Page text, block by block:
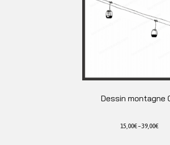
Dessin montagne
15,00€–39,00€